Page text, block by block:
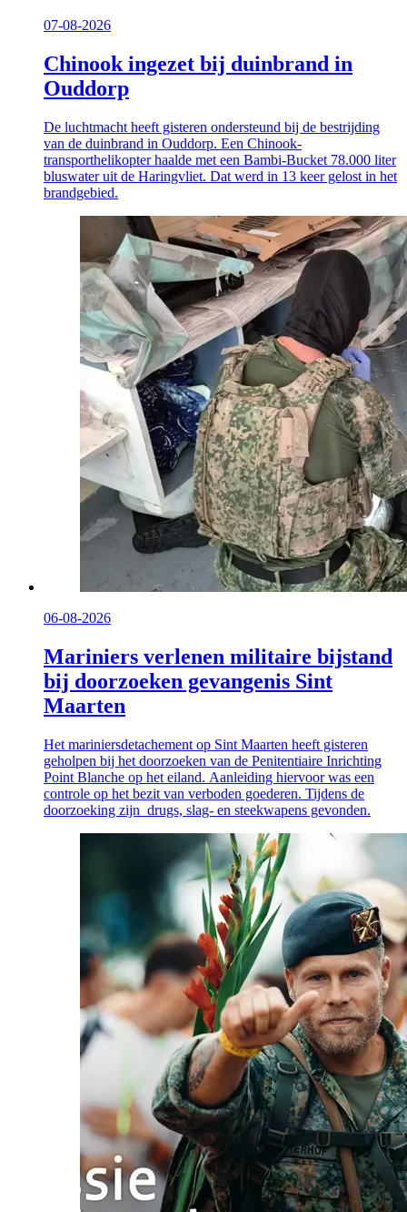
07-08-2026
Chinook ingezet bij duinbrand in
Ouddorp
De luchtmacht heeft gisteren ondersteund bij de bestrijding
van de duinbrand in Ouddorp. Een Chinook-
transporthelikopter haalde met een Bambi-Bucket 78.000 liter
bluswater uit de Haringvliet. Dat werd in 13 keer gelost in het
brandgebied.
06-08-2026
Mariniers verlenen militaire bijstand
bij doorzoeken gevangenis Sint
Maarten
Het mariniersdetachement op Sint Maarten heeft gisteren
geholpen bij het doorzoeken van de Penitentiaire Inrichting
Point Blanche op het eiland. Aanleiding hiervoor was een
controle op het bezit van verboden goederen. Tijdens de
doorzoeking zijn drugs, slag- en steekwapens gevonden.